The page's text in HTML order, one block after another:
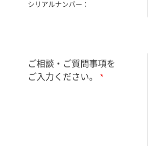
シリアルナンバー：
ご相談・ご質問事項を
ご入力ください。